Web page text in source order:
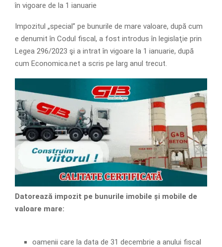
în vigoare de la 1 ianuarie
Impozitul „special” pe bunurile de mare valoare, după cum
e denumit în Codul fiscal, a fost introdus în legislaţie prin
Legea 296/2023 şi a intrat în vigoare la 1 ianuarie, după
cum Economica.net a scris pe larg anul trecut.
Datorează impozit pe bunurile imobile și mobile de
valoare mare:
oamenii care la data de 31 decembrie a anului fiscal